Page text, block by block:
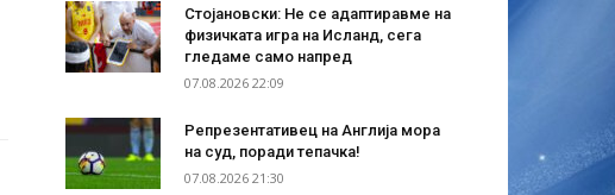
Стојановски: Не се адаптиравме на
физичката игра на Исланд, сега
гледаме само напред
07.08.2026 22:09
Репрезентативец на Англија мора
на суд, поради тепачка!
07.08.2026 21:30